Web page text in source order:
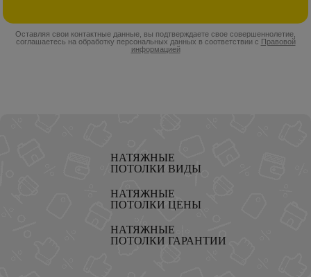
Оставляя свои контактные данные, вы подтверждаете свое совершеннолетие,
соглашаетесь на обработку персональных данных в соответствии с Правовой
информацией
НАТЯЖНЫЕ
ПОТОЛКИ ВИДЫ
НАТЯЖНЫЕ
ПОТОЛКИ ЦЕНЫ
НАТЯЖНЫЕ
ПОТОЛКИ ГАРАНТИИ